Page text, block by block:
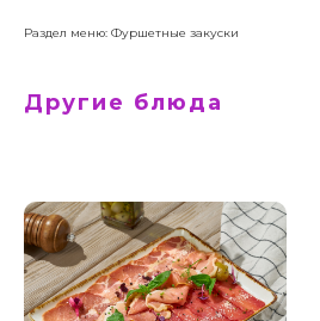
Раздел меню: Фуршетные закуски
Другие блюда